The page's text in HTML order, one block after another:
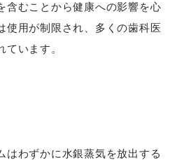
含むことから健康への影響を心
使用が制限され、多くの歯科医
います。
はわずかに水銀蒸気を放出する